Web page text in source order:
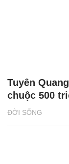
ĐỜI SỐNG
Tuyên
chuộc 500